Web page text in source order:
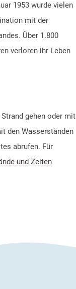
1953 wurde vielen
mit der
Über 1.800
verloren ihr Leben
gehen oder mit
den Wasserständen
abrufen. Für
und Zeiten